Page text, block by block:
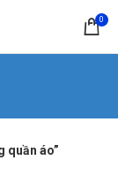
0
quần áo”